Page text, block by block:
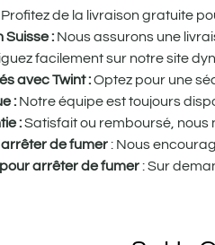
Profitez de la livraison gratuite
Suisse : Nous assurons une
facilement sur notre site
avec Twint :Optez pour une
: Notre équipe est toujours
:Satisfait ou remboursé, nous
de fumer: Nous
arrêter de fumer: Sur